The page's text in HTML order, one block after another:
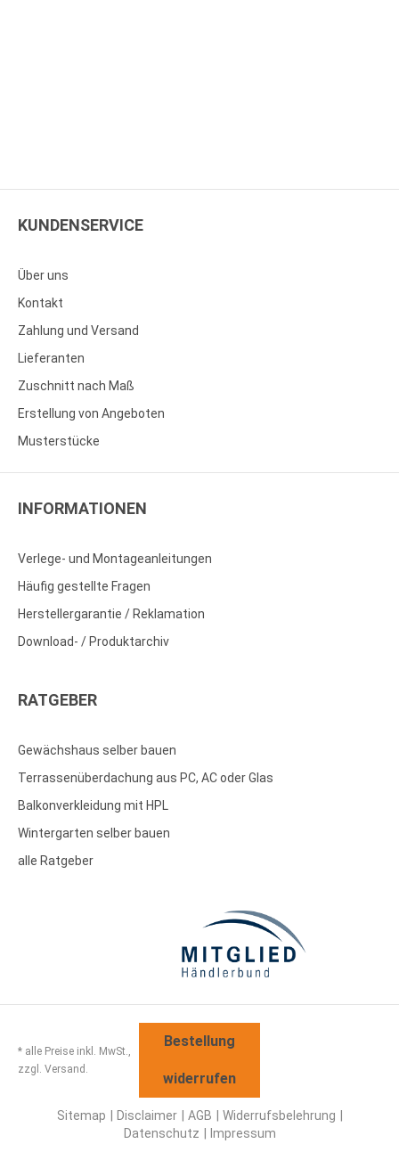
KUNDENSERVICE
Über uns
Kontakt
Zahlung und Versand
Lieferanten
Zuschnitt nach Maß
Erstellung von Angeboten
Musterstücke
INFORMATIONEN
Verlege- und Montageanleitungen
Häufig gestellte Fragen
Herstellergarantie / Reklamation
Download- / Produktarchiv
RATGEBER
Gewächshaus selber bauen
Terrassenüberdachung aus PC, AC oder Glas
Balkonverkleidung mit HPL
Wintergarten selber bauen
alle Ratgeber
* alle Preise inkl. MwSt.,
zzgl. Versand.
Bestellung
widerrufen
Sitemap Disclaimer AGB
Widerrufsbelehrung
Datenschutz
Impressum